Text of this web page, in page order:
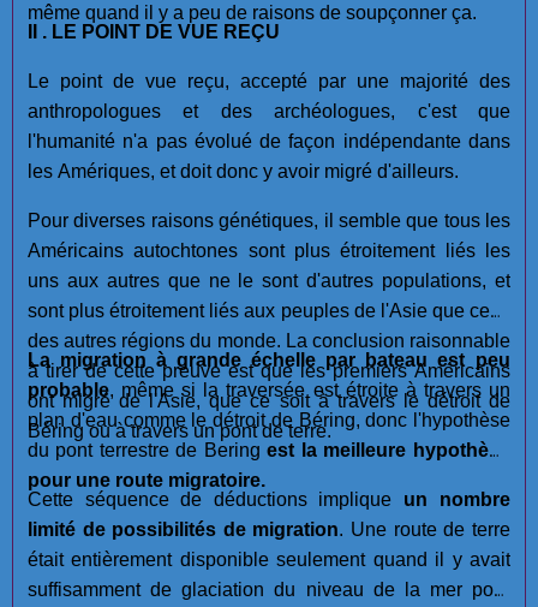
même quand il y a peu de raisons de soupçonner ça.
II . LE POINT DE VUE REÇU
Le point de vue reçu, accepté par une majorité des
anthropologues et des archéologues, c'est que
l'humanité n'a pas évolué de façon indépendante dans
les Amériques, et doit donc y avoir migré d'ailleurs.
Pour diverses raisons génétiques, il semble que tous les
Américains autochtones sont plus étroitement liés les
uns aux autres que ne le sont d'autres populations, et
sont plus étroitement liés aux peuples de l'Asie que ceux
des autres régions du monde. La conclusion raisonnable
à tirer de cette preuve est que les premiers Américains
ont migré de l'Asie, que ce soit à travers le détroit de
Béring ou à travers un pont de terre.
La migration à grande échelle par bateau est peu
probable, même si la traversée est étroite à travers un
plan d'eau comme le détroit de Béring, donc l'hypothèse
du pont terrestre de Bering est la meilleure hypothèse
pour une route migratoire.
Cette séquence de déductions implique un nombre
limité de possibilités de migration. Une route de terre
était entièrement disponible seulement quand il y avait
suffisamment de glaciation du niveau de la mer pour